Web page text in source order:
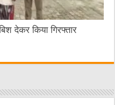
देकर किया गिरफ्तार